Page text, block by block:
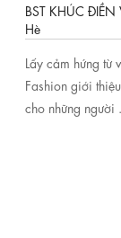
BST KHÚC
Hè
Lấy cảm hứng từ
Fashion giới
cho những người